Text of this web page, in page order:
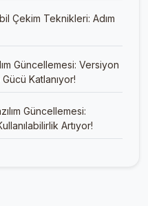
Çekim Teknikleri: Adım
Güncellemesi: Versiyon
Katlanıyor!
Güncellemesi:
Artıyor!